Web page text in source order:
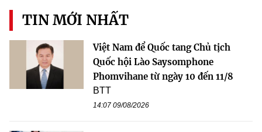
TIN MỚI NHẤT
Việt Nam để Quốc tang Chủ tịch
Quốc hội Lào Saysomphone
Phomvihane từ ngày 10 đến 11/8
BTT
14:07 09/08/2026